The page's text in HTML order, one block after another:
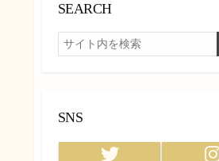
SEARCH
検
索
SNS
Twitter